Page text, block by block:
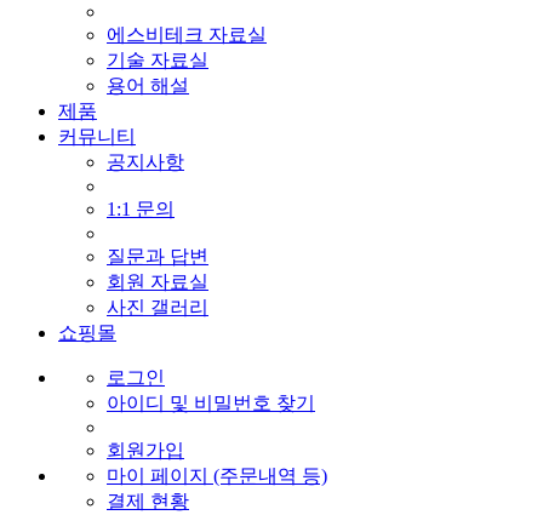
에스비테크 자료실
기술 자료실
용어 해설
제품
커뮤니티
공지사항
1:1 문의
질문과 답변
회원 자료실
사진 갤러리
쇼핑몰
로그인
아이디 및 비밀번호 찾기
회원가입
마이 페이지 (주문내역 등)
결제 현황